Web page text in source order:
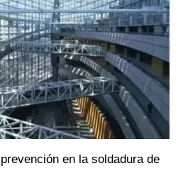
en la soldadura de